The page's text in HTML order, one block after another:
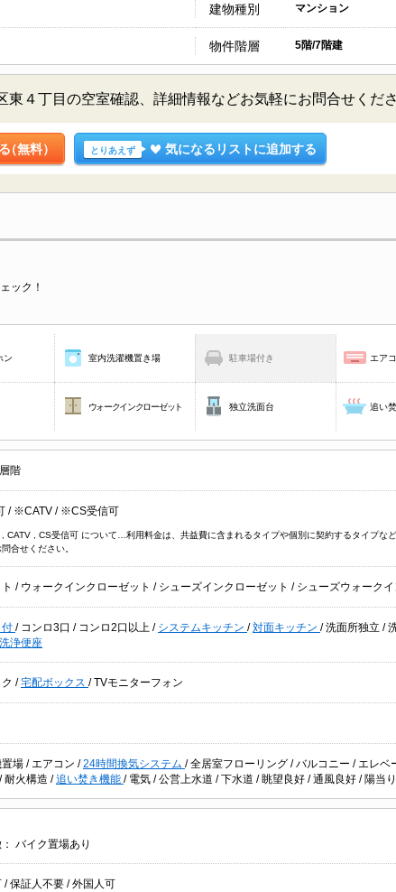
建物種別 マンション
物件階層 5階/7階建
４丁目の空室確認、詳細情報などお気軽にお問合せくださ
（無料） とりあえず 気になるリストに追加する
ック！
ン 室内洗濯機置き場 駐車場付き エア
ウォークインクローゼット 独立洗面台 追い
階
/ ※CATV / ※CS受信可
CATV , CS受信可 について…利用料金は、共益費に含まれるタイプや個別に契約するタイプな
合せください。
/ ウォークインクローゼット / シューズインクローゼット / シューズウォーク
付 / コンロ3口 / コンロ2口以上 / システムキッチン /対面キッチン /洗面所独立 /
浄便座
/宅配ボックス /TVモニターフォン
置場 / エアコン /24時間換気システム /全居室フローリング /バルコニー / エレベ
/耐火構造 /追い焚き機能 / 電気 /公営上水道 /下水道 / 眺望良好 /通風良好 / 陽当
バイク置場あり
/保証人不要 /外国人可